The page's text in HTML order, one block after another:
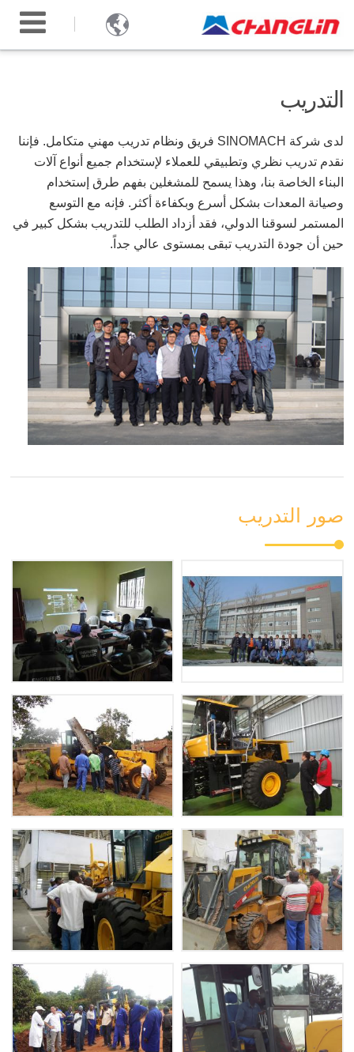

التدريب
لدى شركة SINOMACH فريق ونظام تدريب مهني متكامل. فإننا
نقدم تدريب نظري وتطبيقي للعملاء لإستخدام جميع أنواع آلات
البناء الخاصة بنا، وهذا يسمح للمشغلين بفهم طرق إستخدام
وصيانة المعدات بشكل أسرع وبكفاءة أكثر. فإنه مع التوسع
المستمر لسوقنا الدولي، فقد أزداد الطلب للتدريب بشكل كبير في
حين أن جودة التدريب تبقى بمستوى عالي جداً.
صور التدريب